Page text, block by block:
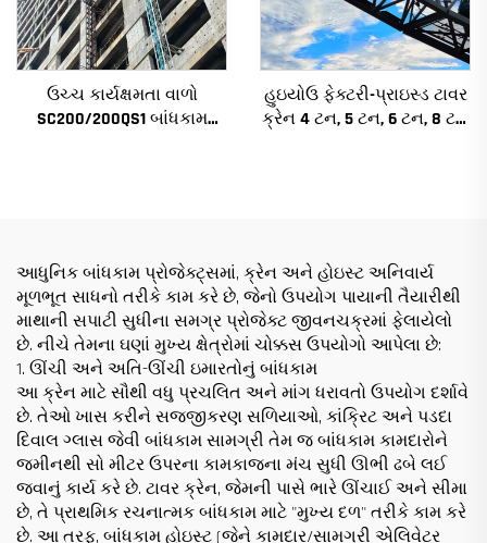
ઉચ્ચ કાર્યક્ષમતા વાળો
SC200/200QS1 બાંધકામ
હુઇયોઉ ફેક્ટરી-પ્રાઇસ્ડ ટાવર
ક્રેન 4 ટન, 5 ટન, 6 ટન, 8 ટન
આધુનિક બાંધકામ પ્રોજેક્ટ્સમાં, ક્રેન અને હોઇસ્ટ અનિવાર્ય
મૂળભૂત સાધનો તરીકે કામ કરે છે, જેનો ઉપયોગ પાયાની તૈયારીથી
માથાની સપાટી સુધીના સમગ્ર પ્રોજેક્ટ જીવનચક્રમાં ફેલાયેલો
છે. નીચે તેમના ઘણાં મુખ્ય ક્ષેત્રોમાં ચોક્કસ ઉપયોગો આપેલા છે:
1. ઊંચી અને અતિ-ઊંચી ઇમારતોનું બાંધકામ
આ ક્રેન માટે સૌથી વધુ પ્રચલિત અને માંગ ધરાવતો ઉપયોગ દર્શાવે
છે. તેઓ ખાસ કરીને સજ્જીકરણ સળિયાઓ, કાંક્રિટ અને પડદા
દિવાલ ગ્લાસ જેવી બાંધકામ સામગ્રી તેમ જ બાંધકામ કામદારોને
જમીનથી સો મીટર ઉપરના કામકાજના મંચ સુધી ઊભી ઢબે લઈ
જવાનું કાર્ય કરે છે. ટાવર ક્રેન, જેમની પાસે ભારે ઊંચાઈ અને સીમા
છે, તે પ્રાથમિક રચનાત્મક બાંધકામ માટે "મુખ્ય દળ" તરીકે કામ કરે
છે. આ તરફ, બાંધકામ હોઇસ્ટ (જેને કામદાર/સામગ્રી એલિવેટર